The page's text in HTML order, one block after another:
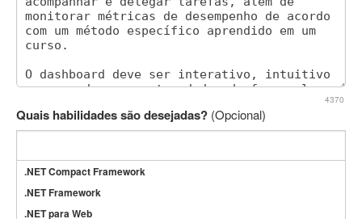
4370
Quais habilidades são desejadas? (Opcional)
.NET Compact Framework
.NET Framework
.NET para Web